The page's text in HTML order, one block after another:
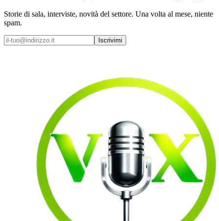
Storie di sala, interviste, novità del settore. Una volta al mese, niente
spam.
Iscrivimi